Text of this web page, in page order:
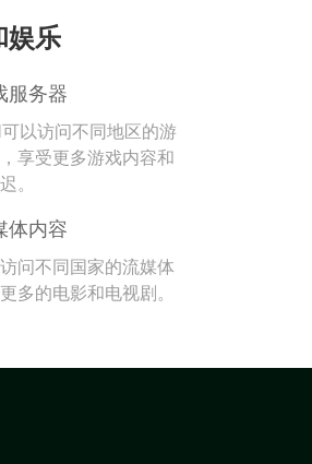
娱乐
服务器
以访问不同地区的游
享受更多游戏内容和
。
体内容
问不同国家的流媒体
多的电影和电视剧。